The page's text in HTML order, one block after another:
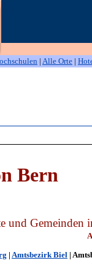
| Alle Orte |
Bern
und Gemeinden
| Amtsbezirk Biel |